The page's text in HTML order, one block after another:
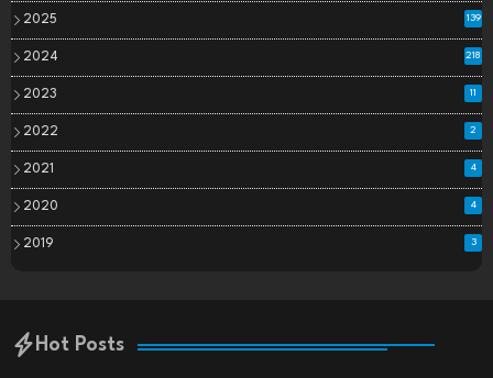
2025 139
2024 218
2023 11
2022 2
2021 4
2020 4
2019 3
Hot Posts